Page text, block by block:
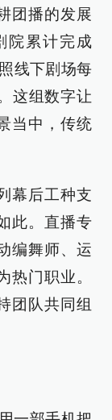
团播的发展
院累计完成
线下剧场每
这组数字让
当中，传统
幕后工种支
此。直播专
编舞师、运
热门职业。
团队共同组